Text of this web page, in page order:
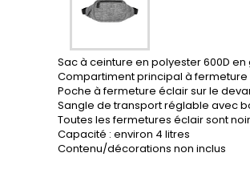
Sac à ceinture en polyester 600D
Compartiment principal à
Poche à fermeture éclair sur le
Sangle de transport réglable avec
Toutes les fermetures éclair sont
Capacité : environ 4 litres
Contenu/décorations non inclus